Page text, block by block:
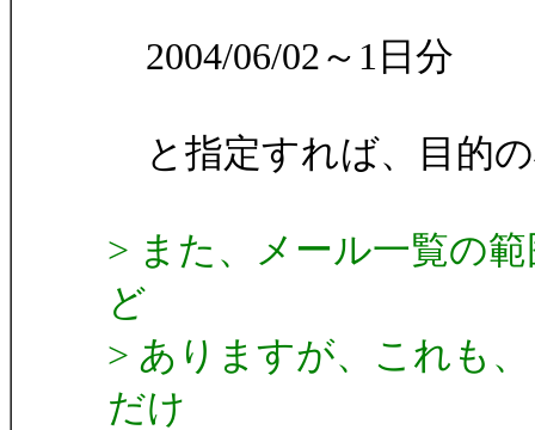
2004/06/02～1日分
と指定すれば、目的
> また、メール一覧の
ど
> ありますが、これも
だけ